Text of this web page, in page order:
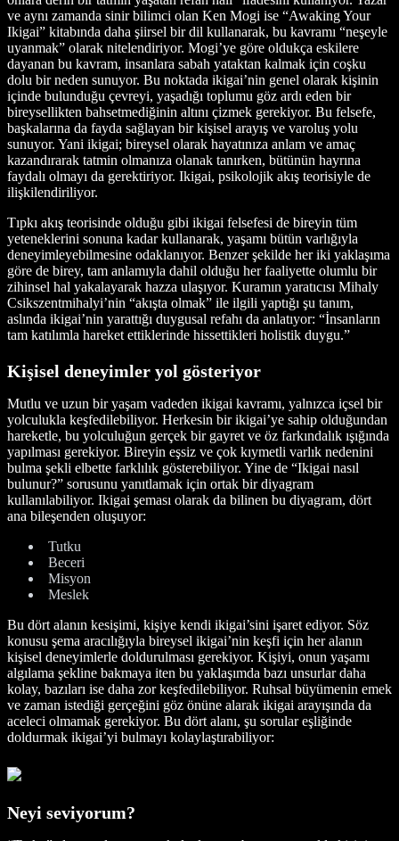
ve aynı zamanda sinir bilimci olan Ken Mogi ise “Awaking Your
Ikigai” kitabında daha şiirsel bir dil kullanarak, bu kavramı “neşeyle
uyanmak” olarak nitelendiriyor. Mogi’ye göre oldukça eskilere
dayanan bu kavram, insanlara sabah yataktan kalmak için coşku
dolu bir neden sunuyor. Bu noktada ikigai’nin genel olarak kişinin
içinde bulunduğu çevreyi, yaşadığı toplumu göz ardı eden bir
bireysellikten bahsetmediğinin altını çizmek gerekiyor. Bu felsefe,
başkalarına da fayda sağlayan bir kişisel arayış ve varoluş yolu
sunuyor. Yani ikigai; bireysel olarak hayatınıza anlam ve amaç
kazandırarak tatmin olmanıza olanak tanırken, bütünün hayrına
faydalı olmayı da gerektiriyor. Ikigai, psikolojik akış teorisiyle de
ilişkilendiriliyor.
Tıpkı akış teorisinde olduğu gibi ikigai felsefesi de bireyin tüm
yeteneklerini sonuna kadar kullanarak, yaşamı bütün varlığıyla
deneyimleyebilmesine odaklanıyor. Benzer şekilde her iki yaklaşıma
göre de birey, tam anlamıyla dahil olduğu her faaliyette olumlu bir
zihinsel hal yakalayarak hazza ulaşıyor. Kuramın yaratıcısı Mihaly
Csikszentmihalyi’nin “akışta olmak” ile ilgili yaptığı şu tanım,
aslında ikigai’nin yarattığı duygusal refahı da anlatıyor: “İnsanların
tam katılımla hareket ettiklerinde hissettikleri holistik duygu.”
Kişisel deneyimler yol gösteriyor
Mutlu ve uzun bir yaşam vadeden ikigai kavramı, yalnızca içsel bir
yolculukla keşfedilebiliyor. Herkesin bir ikigai’ye sahip olduğundan
hareketle, bu yolculuğun gerçek bir gayret ve öz farkındalık ışığında
yapılması gerekiyor. Bireyin eşsiz ve çok kıymetli varlık nedenini
bulma şekli elbette farklılık gösterebiliyor. Yine de “Ikigai nasıl
bulunur?” sorusunu yanıtlamak için ortak bir diyagram
kullanılabiliyor. Ikigai şeması olarak da bilinen bu diyagram, dört
ana bileşenden oluşuyor:
Tutku
Beceri
Misyon
Meslek
Bu dört alanın kesişimi, kişiye kendi ikigai’sini işaret ediyor. Söz
konusu şema aracılığıyla bireysel ikigai’nin keşfi için her alanın
kişisel deneyimlerle doldurulması gerekiyor. Kişiyi, onun yaşamı
algılama şekline bakmaya iten bu yaklaşımda bazı unsurlar daha
kolay, bazıları ise daha zor keşfedilebiliyor. Ruhsal büyümenin emek
ve zaman istediği gerçeğini göz önüne alarak ikigai arayışında da
aceleci olmamak gerekiyor. Bu dört alanı, şu sorular eşliğinde
doldurmak ikigai’yi bulmayı kolaylaştırabiliyor:
Neyi seviyorum?